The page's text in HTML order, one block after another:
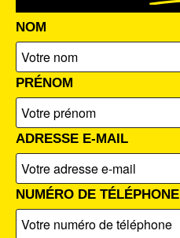
NOM
PRÉNOM
ADRESSE E-MAIL
NUMÉRO DE TÉLÉPHONE